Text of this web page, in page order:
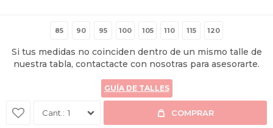
85 90 95 100 105 110 115 120
Si tus medidas no coinciden dentro de un mismo talle de
nuestra tabla, contactacte con nosotras para asesorarte.
GUÍA DE TALLES
1 COMPRAR